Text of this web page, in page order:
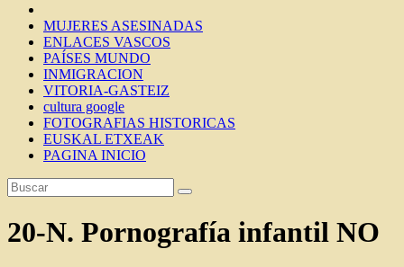
MUJERES ASESINADAS
ENLACES VASCOS
PAÍSES MUNDO
INMIGRACION
VITORIA-GASTEIZ
cultura google
FOTOGRAFIAS HISTORICAS
EUSKAL ETXEAK
PAGINA INICIO
20-N. Pornografía infantil NO